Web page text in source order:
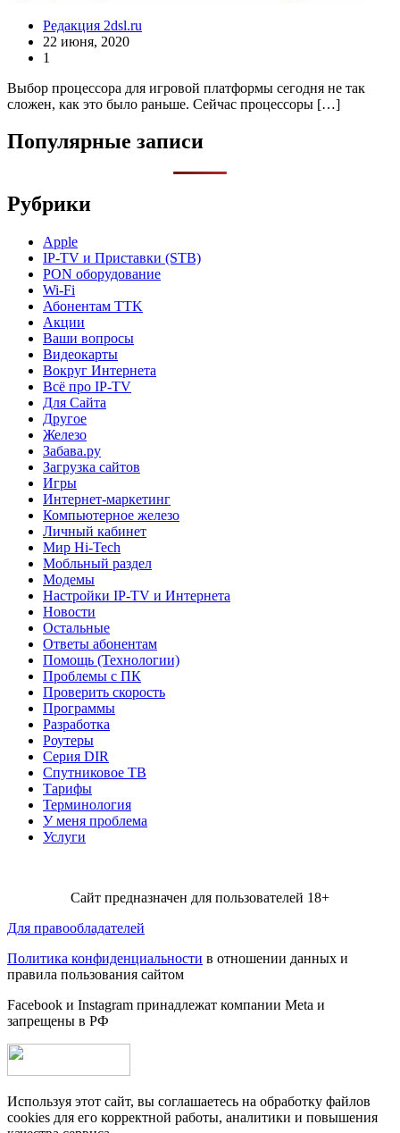
Редакция 2dsl.ru
22 июня, 2020
1
Выбор процессора для игровой платформы сегодня не так
сложен, как это было раньше. Сейчас процессоры […]
Популярные записи
Рубрики
Apple
IP-TV и Приставки (STB)
PON оборудование
Wi-Fi
Абонентам TTK
Акции
Ваши вопросы
Видеокарты
Вокруг Интернета
Всё про IP-TV
Для Сайта
Другое
Железо
Забава.ру
Загрузка сайтов
Игры
Интернет-маркетинг
Компьютерное железо
Личный кабинет
Мир Hi-Tech
Мобльный раздел
Модемы
Настройки IP-TV и Интернета
Новости
Остальные
Ответы абонентам
Помощь (Технологии)
Проблемы с ПК
Проверить скорость
Программы
Разработка
Роутеры
Серия DIR
Спутниковое ТВ
Тарифы
Терминология
У меня проблема
Услуги
Сайт предназначен для пользователей 18+
Для правообладателей
Политика конфиденциальности в отношении данных и
правила пользования сайтом
Facebook и Instagram принадлежат компании Metа и
запрещены в РФ
Используя этот сайт, вы соглашаетесь на обработку файлов
cookies для его корректной работы, аналитики и повышения